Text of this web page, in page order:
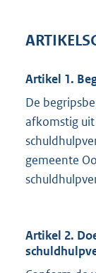
Artikel 1.
De
afkomstig
gemeente
Artikel 2.